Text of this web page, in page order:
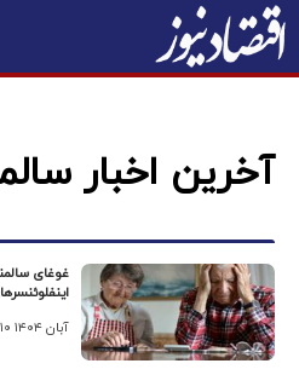
آخرین اخبار
غوغای
۱۰ آبان ۱۴۰۴